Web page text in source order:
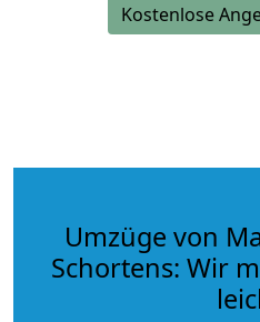
Kostenlose
Umzüge von
Schortens: Wir